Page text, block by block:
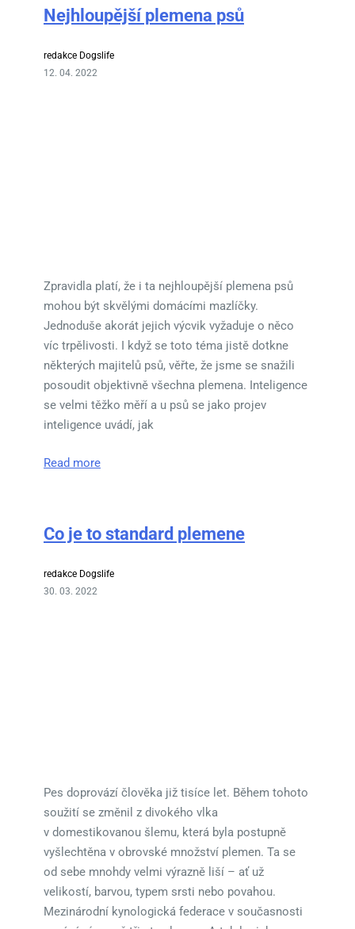
Nejhloupější plemena psů
redakce Dogslife
12. 04. 2022
Zpravidla platí, že i ta nejhloupější plemena psů
mohou být skvělými domácími mazlíčky.
Jednoduše akorát jejich výcvik vyžaduje o něco
víc trpělivosti. I když se toto téma jistě dotkne
některých majitelů psů, věřte, že jsme se snažili
posoudit objektivně všechna plemena. Inteligence
se velmi těžko měří a u psů se jako projev
inteligence uvádí, jak
Read more
Co je to standard plemene
redakce Dogslife
30. 03. 2022
Pes doprovází člověka již tisíce let. Během tohoto
soužití se změnil z divokého vlka
v domestikovanou šlemu, která byla postupně
vyšlechtěna v obrovské množství plemen. Ta se
od sebe mnohdy velmi výrazně liší – ať už
velikostí, barvou, typem srsti nebo povahou.
Mezinárodní kynologická federace v současnosti